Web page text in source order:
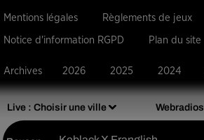
Live : Choisir une ville Webradios
Mentions légales Règlements de jeux
Notice d'information RGPD Plan du site
Archives 2026 2025 2024